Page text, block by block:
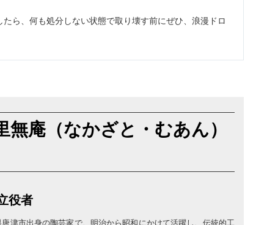
ら、何も処分しない状態で取り壊す前にぜひ、浪漫ドロ
無庵（なかざと・むあん）
役者
津市出身の陶芸家で、明治から昭和にかけて活躍し、伝統的工